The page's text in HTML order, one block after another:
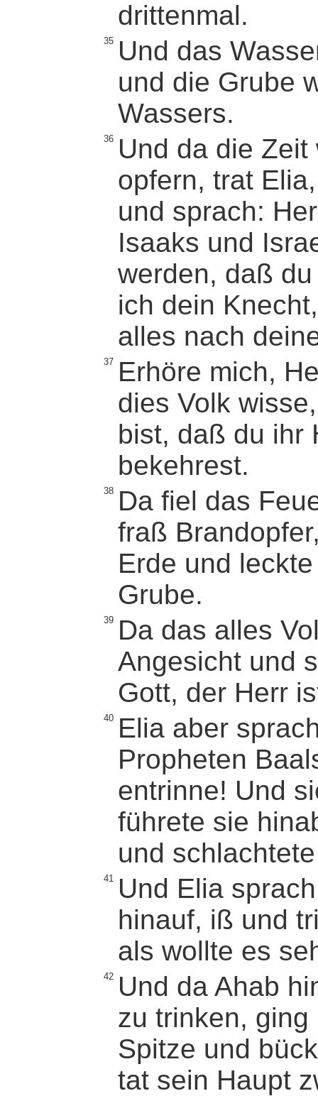
drittenmal.
35 Und das
und die Grube
Wassers.
36 Und da die
opfern, trat
und sprach:
Isaaks und
werden, daß
ich dein
alles nach
37 Erhöre mich,
dies Volk
bist, daß du ihr
bekehrest.
38 Da fiel das
fraß
Erde und
Grube.
39 Da das alles
Angesicht und
Gott, der Herr
40 Elia aber
Propheten
entrinne! Und
führete sie
und
41 Und Elia
hinauf, iß und
als wollte es
42 Und da Ahab
zu trinken,
Spitze und
tat sein Haupt